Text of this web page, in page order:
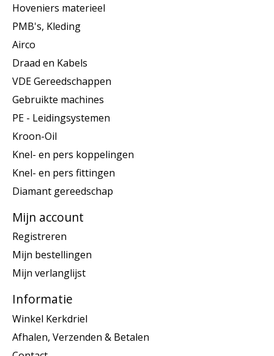
Hoveniers materieel
PMB's, Kleding
Airco
Draad en Kabels
VDE Gereedschappen
Gebruikte machines
PE - Leidingsystemen
Kroon-Oil
Knel- en pers koppelingen
Knel- en pers fittingen
Diamant gereedschap
Mijn account
Registreren
Mijn bestellingen
Mijn verlanglijst
Informatie
Winkel Kerkdriel
Afhalen, Verzenden & Betalen